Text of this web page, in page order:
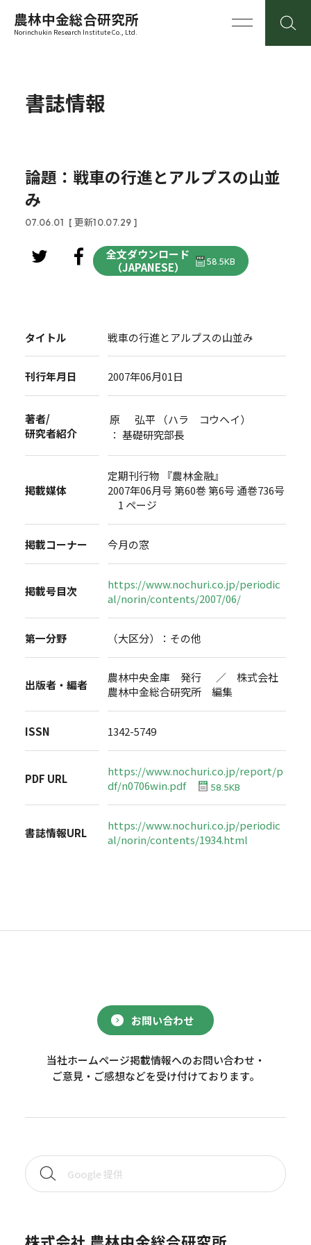
農林中金総合研究所
Norinchukin Research Institute Co., Ltd.
書誌情報
論題：戦車の行進とアルプスの山並
み
07.06.01 [ 更新10.07.29 ]
全文ダウンロード
（JAPANESE）
58.5KB
タイトル 戦車の行進とアルプスの山並み
刊行年月日 2007年06月01日
著者/
研究者紹介
原 弘平 （ハラ コウヘイ）
： 基礎研究部長
掲載媒体
定期刊行物 『農林金融』
2007年06月号 第60巻 第6号 通巻736号
1 ページ
掲載コーナー 今月の窓
掲載号目次
https://www.nochuri.co.jp/periodic
al/norin/contents/2007/06/
第一分野 （大区分）：その他
出版者・編者
農林中央金庫 発行 ／ 株式会社
農林中金総合研究所 編集
ISSN 1342-5749
PDF URL
https://www.nochuri.co.jp/report/p
df/n0706win.pdf
58.5KB
書誌情報URL
https://www.nochuri.co.jp/periodic
al/norin/contents/1934.html
お問い合わせ
当社ホームページ掲載情報へのお問い合わせ・
ご意見・ご感想などを受け付けております。